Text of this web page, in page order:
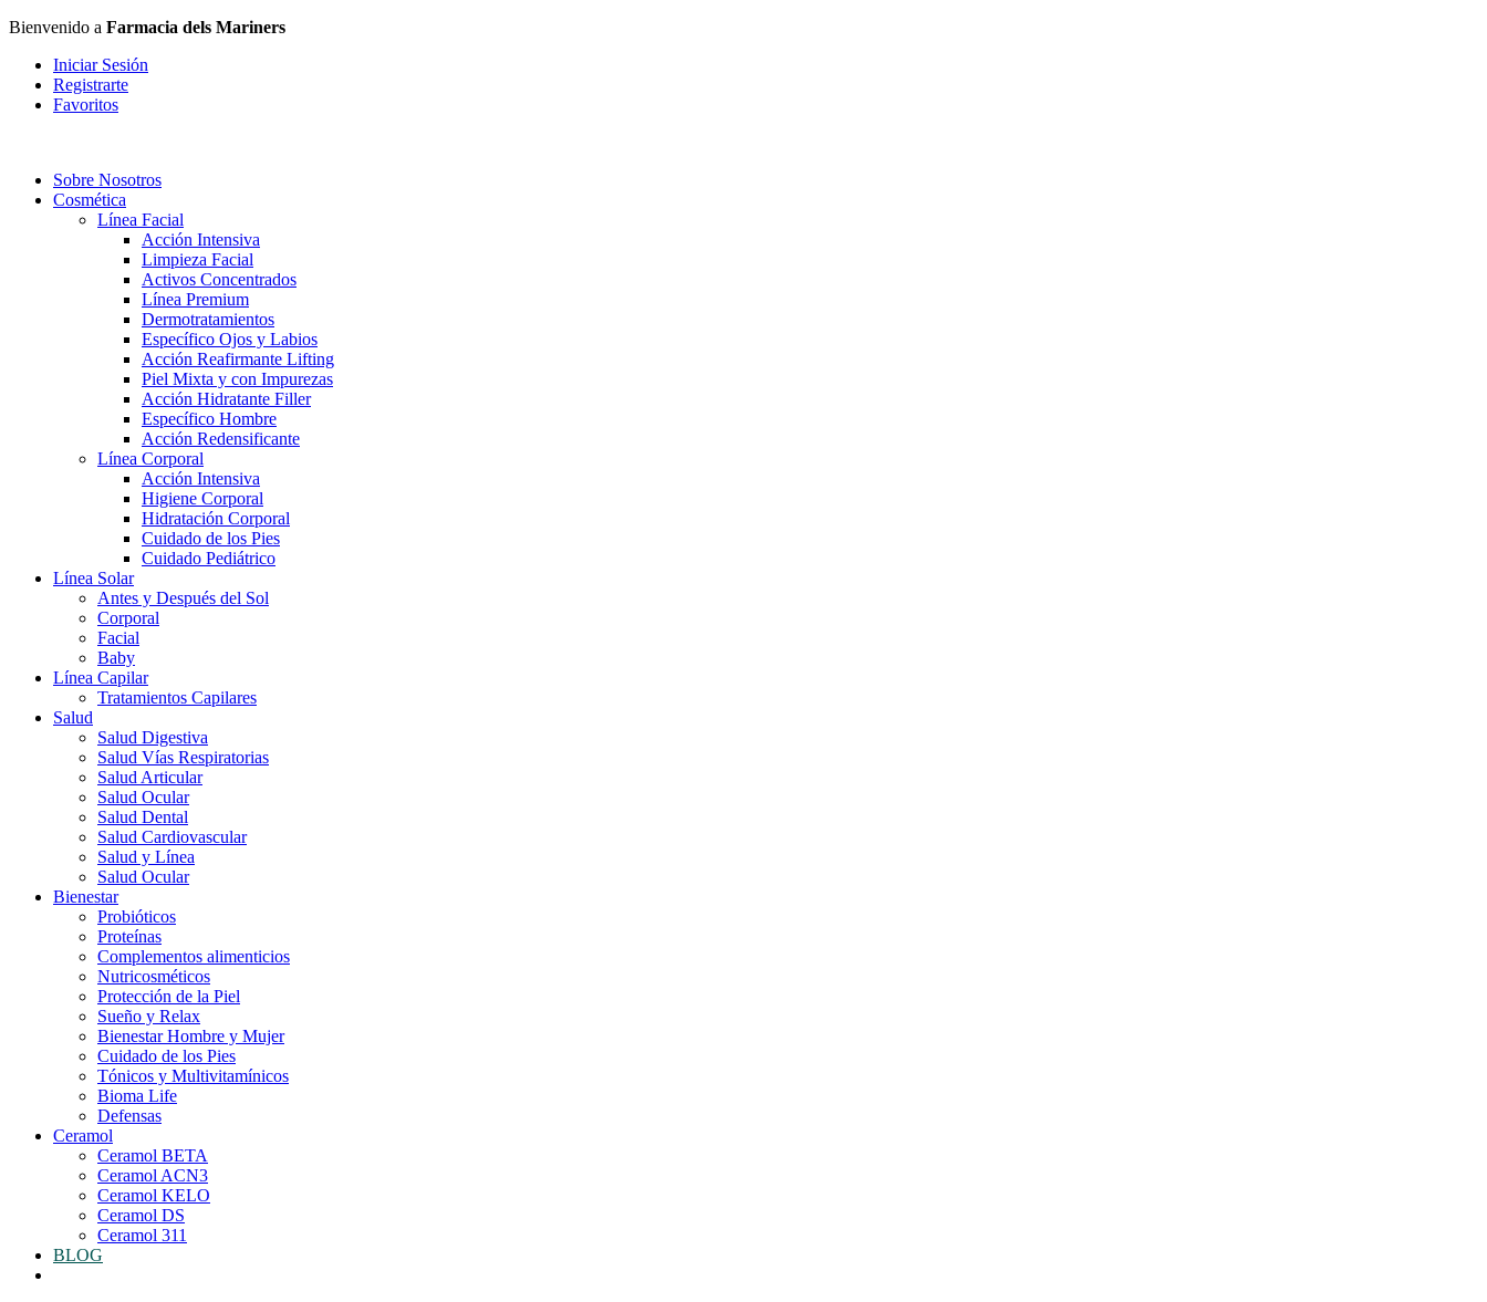
Bienvenido a Farmacia dels Mariners
Iniciar Sesión
Registrarte
Favoritos
Sobre Nosotros
Cosmética
Línea Facial
Acción Intensiva
Limpieza Facial
Activos Concentrados
Línea Premium
Dermotratamientos
Específico Ojos y Labios
Acción Reafirmante Lifting
Piel Mixta y con Impurezas
Acción Hidratante Filler
Específico Hombre
Acción Redensificante
Línea Corporal
Acción Intensiva
Higiene Corporal
Hidratación Corporal
Cuidado de los Pies
Cuidado Pediátrico
Línea Solar
Antes y Después del Sol
Corporal
Facial
Baby
Línea Capilar
Tratamientos Capilares
Salud
Salud Digestiva
Salud Vías Respiratorias
Salud Articular
Salud Ocular
Salud Dental
Salud Cardiovascular
Salud y Línea
Salud Ocular
Bienestar
Probióticos
Proteínas
Complementos alimenticios
Nutricosméticos
Protección de la Piel
Sueño y Relax
Bienestar Hombre y Mujer
Cuidado de los Pies
Tónicos y Multivitamínicos
Bioma Life
Defensas
Ceramol
Ceramol BETA
Ceramol ACN3
Ceramol KELO
Ceramol DS
Ceramol 311
BLOG